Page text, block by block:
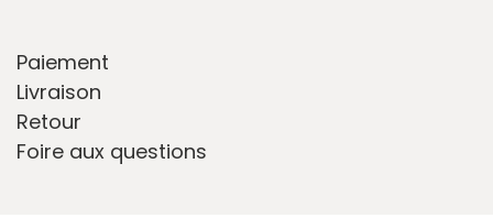
Paiement
Livraison
Retour
Foire aux questions